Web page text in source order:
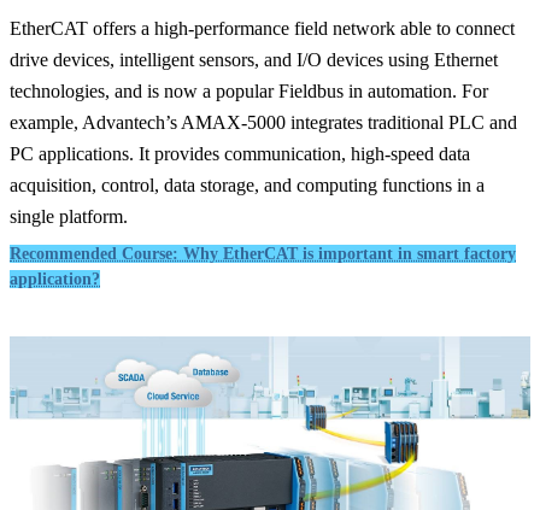
EtherCAT offers a high-performance field network able to connect
drive devices, intelligent sensors, and I/O devices using Ethernet
technologies, and is now a popular Fieldbus in automation. For
example, Advantech’s AMAX-5000 integrates traditional PLC and
PC applications. It provides communication, high-speed data
acquisition, control, data storage, and computing functions in a
single platform.
Recommended Course: Why EtherCAT is important in smart factory
application?